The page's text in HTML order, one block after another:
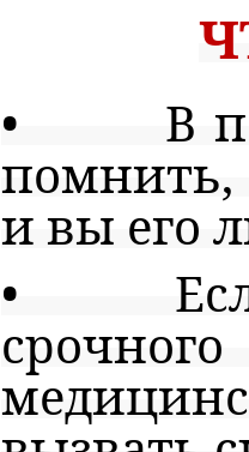
• В
помнить,
и вы его
• Если